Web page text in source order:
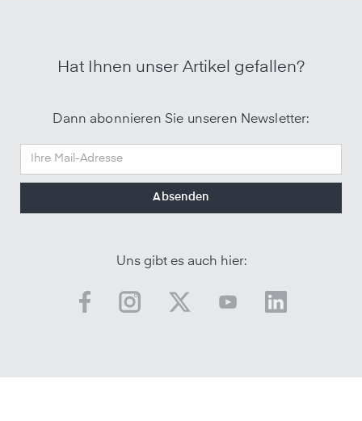
Hat Ihnen unser Artikel gefallen?
Dann abonnieren Sie unseren Newsletter:
Uns gibt es auch hier: